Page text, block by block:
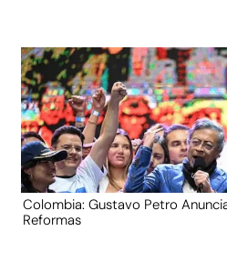
Colombia: Gustavo Petro
Reformas